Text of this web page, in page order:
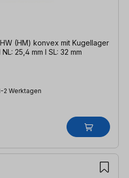
(HM) konvex mit Kugellager
NL: 25,4 mm l SL: 32 mm
2 Werktagen